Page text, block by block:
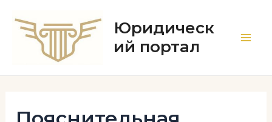
содержимому
Юридическ
ий портал